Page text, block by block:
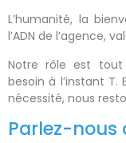
L’humanité, la
l’ADN de l’agence,
Notre rôle est tout
besoin à l’instant
nécessité, nous
Parlez-nous